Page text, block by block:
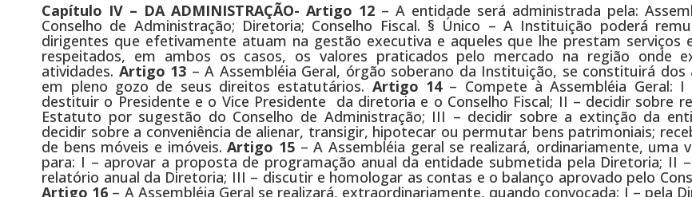
Capítulo IV – DA ADMINISTRAÇÃO- Artigo 12 – A entidade será administrada pela:
Conselho de Administração; Diretoria; Conselho Fiscal. § Único – A Instituição poderá
dirigentes que efetivamente atuam na gestão executiva e aqueles que lhe prestam serviços
respeitados, em ambos os casos, os valores praticados pelo mercado na região onde
atividades. Artigo 13 – A Assembléia Geral, órgão soberano da Instituição, se constituirá dos
em pleno gozo de seus direitos estatutários. Artigo 14 – Compete à Assembléia Geral:
destituir o Presidente e o Vice Presidente da diretoria e o Conselho Fiscal; II – decidir sobre
Estatuto por sugestão do Conselho de Administração; III – decidir sobre a extinção da
decidir sobre a conveniência de alienar, transigir, hipotecar ou permutar bens patrimoniais;
de bens móveis e imóveis.Artigo 15 – A Assembléia geral se realizará, ordinariamente, uma
para: I – aprovar a proposta de programação anual da entidade submetida pela Diretoria; II
relatório anual da Diretoria; III – discutir e homologar as contas e o balanço aprovado pelo
Artigo 16 – A Assembléia Geral se realizará, extraordinariamente, quando convocada: I – pela